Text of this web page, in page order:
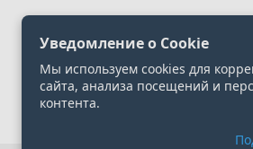
Информация на сайте
представленных на
Уведомление о Cookie
Мы используем cookies для
сайта, анализа посещений и
контента.